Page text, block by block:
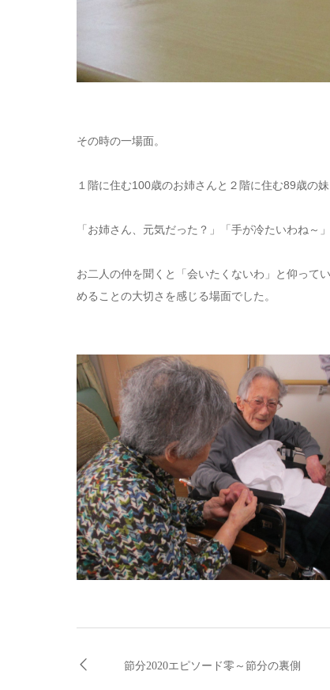
その時の一場面。
１階に住む100歳のお姉さんと２階に住む89歳の
「お姉さん、元気だった？」「手が冷たいわね～
お二人の仲を聞くと「会いたくないわ」と仰って
めることの大切さを感じる場面でした。
節分2020エピソード零～節分の裏側